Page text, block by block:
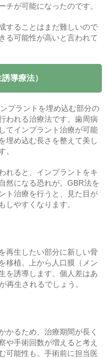
チが可能になったのです。
することはまだ難しいので
る可能性が高いと言われて
導療法）
プラントを埋め込む部分の
われる治療法です。歯周病
てインプラント治療が可能
埋め込む長さを整えて美し
。
れると、インプラントをキ
然になる恐れが。GBR法を
ト治療を行うと、見た目が
しやすくなります。
再生したい部分に新しい骨
移植。上から人口膜（メン
を誘導します。個人差はあ
再生されるでしょう。
かるため、治療期間が長く
や手術回数が増えると考え
可能性も。手術前に担当医